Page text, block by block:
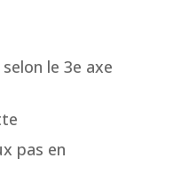
le 3e axe
pas en